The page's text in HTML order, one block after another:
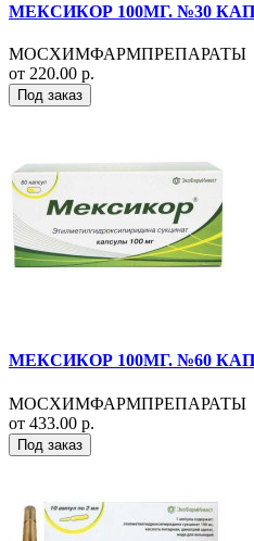
МЕКСИКОР 100МГ. №30
МОСХИМФАРМПРЕПАРАТЫ
от 220.00 р.
Под заказ
МЕКСИКОР 100МГ. №60
МОСХИМФАРМПРЕПАРАТЫ
от 433.00 р.
Под заказ